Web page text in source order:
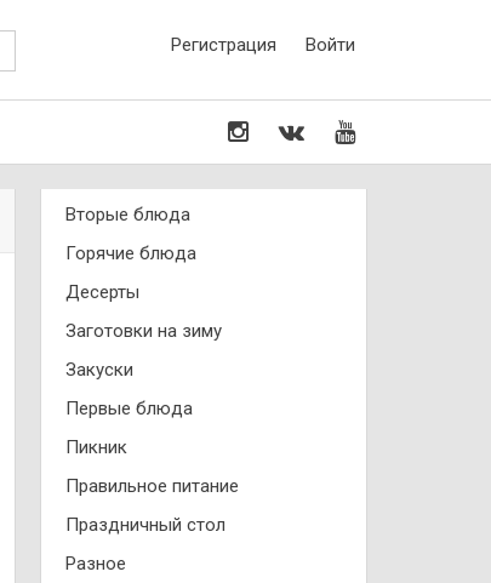
Регистрация Войти
Вторые блюда
Горячие блюда
Десерты
Заготовки на зиму
Закуски
Первые блюда
Пикник
Правильное питание
Праздничный стол
Разное